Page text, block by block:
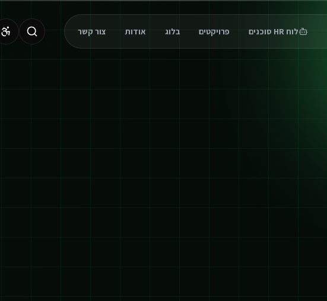
לוח HR סוכנים פרויקטים בלוג אודות צור קשר